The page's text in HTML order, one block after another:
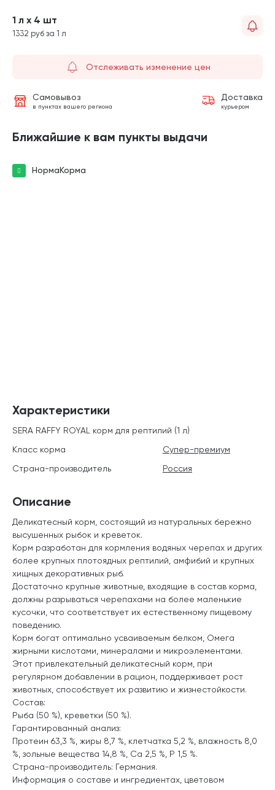
1 л х 4 шт
1332 руб за 1 л
Отслеживать изменение цен
Самовывоз
в пунктах вашего региона
Доставка
курьером
Ближайшие к вам пункты выдачи
НормаКорма
Описание
Деликатесный корм, состоящий из натуральных бережно
высушенных рыбок и креветок.
Корм разработан для кормления водяных черепах и других
более крупных плотоядных рептилий, амфибий и крупных
хищных декоративных рыб.
Достаточно крупные животные, входящие в состав корма,
должны разрываться черепахами на более маленькие
кусочки, что соответствует их естественному пищевому
поведению.
Корм богат оптимально усваиваемым белком, Омега
жирными кислотами, минералами и микроэлементами.
Этот привлекательный деликатесный корм, при
регулярном добавлении в рацион, поддерживает рост
животных, способствует их развитию и жизнестойкости.
Состав:
Рыба (50 %), креветки (50 %).
Гарантированный анализ:
Протеин 63,3 %, жиры 8,7 %, клетчатка 5,2 %, влажность 8,0
%, зольные вещества 14,8 %, Ca 2,5 %, P 1,5 %.
Страна-производитель: Германия.
Информация о составе и ингредиентах, цветовом
Характеристики
SERA RAFFY ROYAL корм для рептилий (1 л)
Класс корма
Супер-премиум
Страна-производитель
Россия